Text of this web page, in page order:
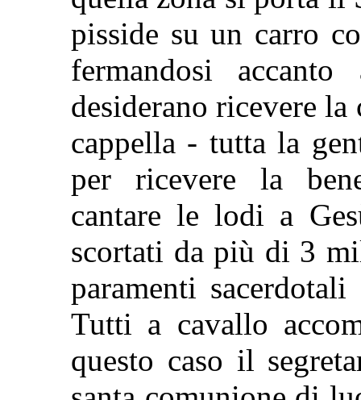
pisside su un carro
fermandosi
desiderano ricevere
cappella - tutta la
per ricevere la
cantare le lodi a
scortati da più di 3
paramenti
Tutti a cavallo
questo caso il